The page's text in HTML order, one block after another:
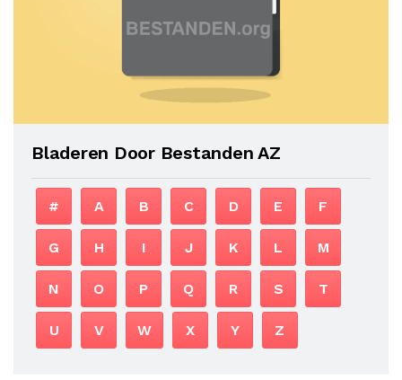
Bladeren Door Bestanden AZ
# A B C D E F
G H I J K L M
N O P Q R S T
U V W X Y Z